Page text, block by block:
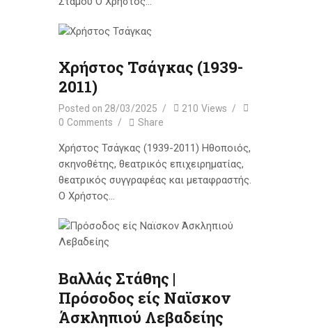
Χρήστος Τσάγκας (1939-
2011)
Posted on 28/03/2025 210 Views
0 Comments Share
Χρήστος Τσάγκας (1939-2011) Ηθοποιός,
σκηνοθέτης, θεατρικός επιχειρηματίας,
θεατρικός συγγραφέας και μεταφραστής.
Ο Χρήστος…
Βαλλάς Στάθης |
Πρόσοδος είς Ναϊσκον
Άσκληπιού Λεβαδείης